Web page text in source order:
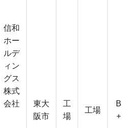
信和
ホー
ルデ
ィン
グス
株式
会社
東大
阪市
工
場
工場
B
+